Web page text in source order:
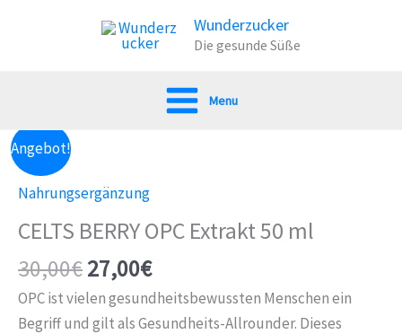
Wunderzucker
Die gesunde Süße
Menu
Angebot!
Nahrungsergänzung
CELTS BERRY OPC Extrakt 50 ml
30,00€27,00€
OPC ist vielen gesundheitsbewussten Menschen ein
Begriff und gilt als Gesundheits-Allrounder. Dieses